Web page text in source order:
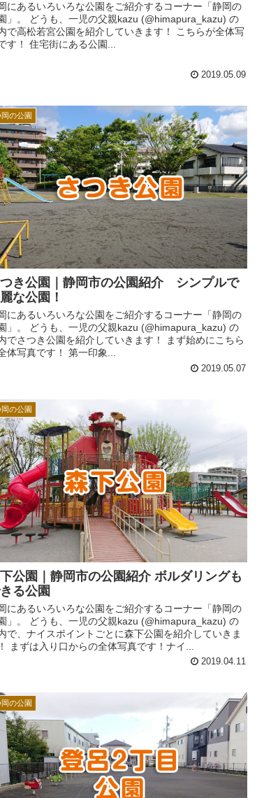
にあるいろいろな公園をご紹介するコーナー「静岡の
」。 どうも、一児の父親kazu (@himapura_kazu) の
で高松若宮公園を紹介していきます！ こちらが全体写
す！ 住宅街にある公園...
2019.05.09
岡の公園
き公園｜静岡市の公園紹介 シンプルで
な公園！
にあるいろいろな公園をご紹介するコーナー「静岡の
」。 どうも、一児の父親kazu (@himapura_kazu) の
でさつき公園を紹介していきます！ まず始めにこちら
体写真です！ 第一印象...
2019.05.07
岡の公園
公園｜静岡市の公園紹介 ボルダリングも
る公園
にあるいろいろな公園をご紹介するコーナー「静岡の
」。 どうも、一児の父親kazu (@himapura_kazu) の
で、ナイスポイントごとに森下公園を紹介していきま
まずは入り口からの全体写真です！ナイ...
2019.04.11
岡の公園